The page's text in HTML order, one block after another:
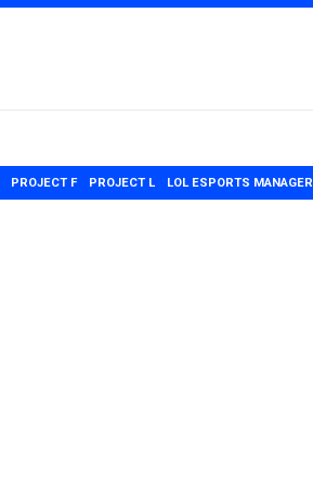
PROJECT F PROJECT L LOL ESPORTS MANAGER